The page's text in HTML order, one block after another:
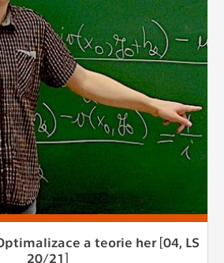
a teorie her [04, LS
20/21]